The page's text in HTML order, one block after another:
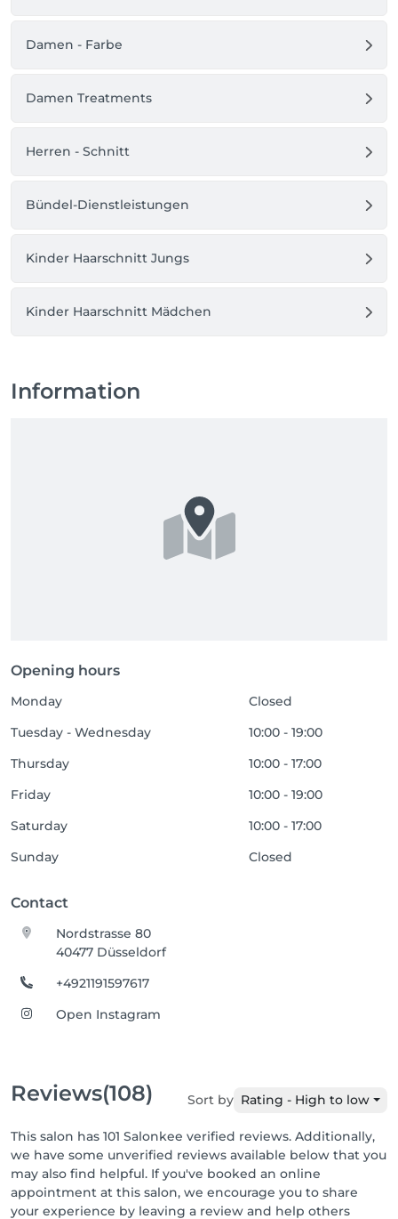
Damen - Farbe
Damen Treatments
Herren - Schnitt
Bündel-Dienstleistungen
Kinder Haarschnitt Jungs
Kinder Haarschnitt Mädchen
Information
Opening hours
Monday
Closed
Tuesday - Wednesday
10:00 - 19:00
Thursday
10:00 - 17:00
Friday
10:00 - 19:00
Saturday
10:00 - 17:00
Sunday
Closed
Contact
Nordstrasse 80
40477 Düsseldorf
+4921191597617
Open Instagram
Reviews(108) Sort by Rating - High to low
This salon has 101 Salonkee verified reviews. Additionally,
we have some unverified reviews available below that you
may also find helpful. If you've booked an online
appointment at this salon, we encourage you to share
your experience by leaving a review and help others